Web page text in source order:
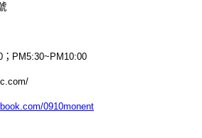
； PM5:30~PM10:00
0910monent